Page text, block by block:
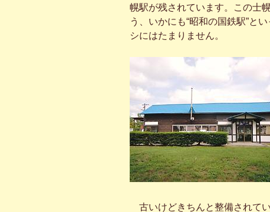
幌駅が残されています。この士
う、いかにも“昭和の国鉄駅”と
シにはたまりません。
古いけどきちんと整備されて